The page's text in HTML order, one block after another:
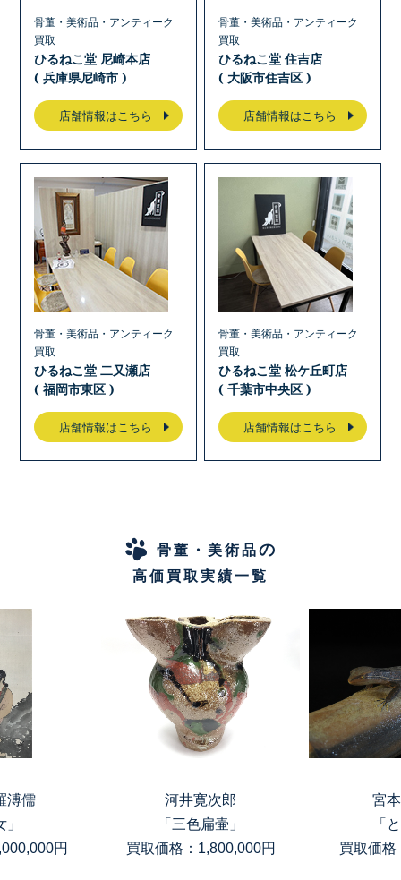
骨董・美術品・アンティーク
買取
ひるねこ堂 尼崎本店
( 兵庫県尼崎市 )
店舗情報はこちら
骨董・美術品・アンティーク
買取
ひるねこ堂 住吉店
( 大阪市住吉区 )
店舗情報はこちら
骨董・美術品・アンティーク
買取
ひるねこ堂 二又瀬店
( 福岡市東区 )
店舗情報はこちら
骨董・美術品・アンティーク
買取
ひるねこ堂 松ケ丘町店
( 千葉市中央区 )
店舗情報はこちら
骨董・美術品の
高価買取実績一覧
溥儒
円
河井寛次郎
「三色扁壷」
買取価格：1,800,000円
宮
「
買取価格